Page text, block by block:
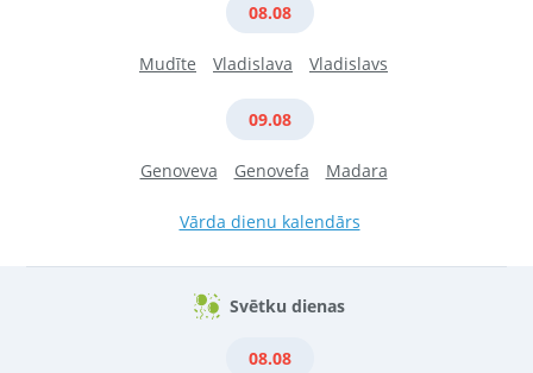
08.08
Mudīte Vladislava Vladislavs
09.08
Genoveva Genovefa Madara
Vārda dienu kalendārs
Svētku dienas
08.08